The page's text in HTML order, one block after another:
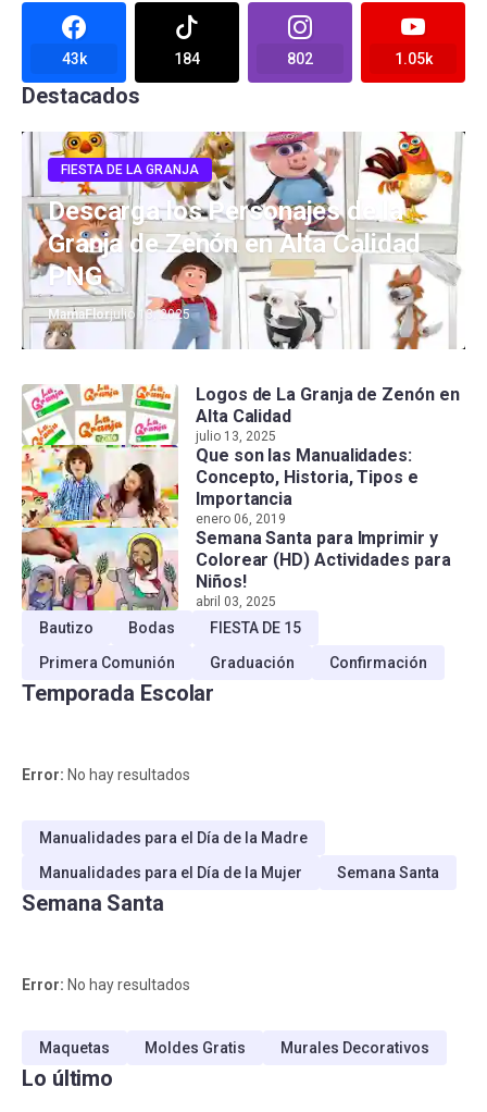
43k 184 802 1.05k
Destacados
FIESTA DE LA GRANJA
Descarga los Personajes de la
Granja de Zenón en Alta Calidad
PNG
MamaFlorjulio 13, 2025
Logos de La Granja de Zenón en
Alta Calidad
julio 13, 2025
Que son las Manualidades:
Concepto, Historia, Tipos e
Importancia
enero 06, 2019
Semana Santa para Imprimir y
Colorear (HD) Actividades para
Niños!
abril 03, 2025
Bautizo Bodas
FIESTA DE 15
Primera Comunión
Graduación Confirmación
Temporada Escolar
Error: No hay resultados
Manualidades para el Día de la Madre
Manualidades para el Día de la Mujer
Semana Santa
Semana Santa
Error: No hay resultados
Maquetas Moldes Gratis Murales Decorativos
Lo último